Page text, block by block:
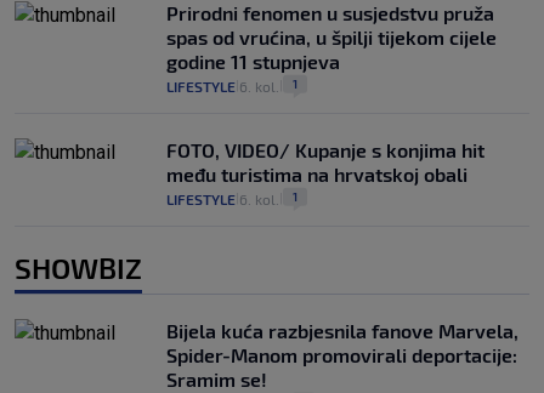
Prirodni fenomen u susjedstvu pruža
spas od vrućina, u špilji tijekom cijele
godine 11 stupnjeva
LIFESTYLE 6. kol. 1
FOTO, VIDEO/ Kupanje s konjima hit
među turistima na hrvatskoj obali
LIFESTYLE 6. kol. 1
SHOWBIZ
Bijela kuća razbjesnila fanove Marvela,
Spider-Manom promovirali deportacije:
Sramim se!